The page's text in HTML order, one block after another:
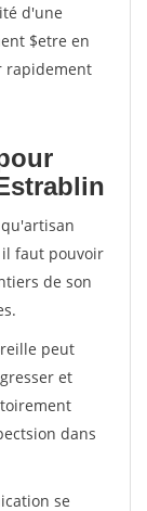
d'une
$etre en
rapidement
faut pouvoir
de son
peut
et
dans
se